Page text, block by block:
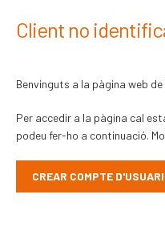
CONTACTE
CATALÀ
ESPAÑOL
Client no
Benvinguts a la pàgina web
Per accedir a la pàgina cal
podeu fer-ho a continuació.
CREAR COMPTE D'USUARI